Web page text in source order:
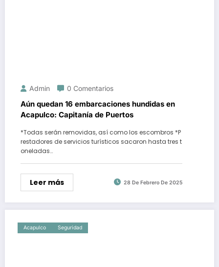
Admin 0 Comentarios
Aún quedan 16 embarcaciones hundidas en
Acapulco: Capitanía de Puertos
*Todas serán removidas, así como los escombros *P
restadores de servicios turísticos sacaron hasta tres t
oneladas…
Leer más 28 De Febrero De 2025
Acapulco Seguridad